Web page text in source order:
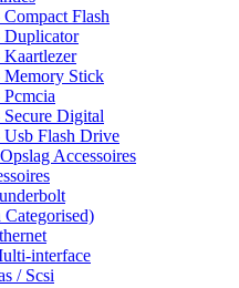
Flash
Duplicator
Kaartlezer
Memory Stick
Pcmcia
Secure Digital
Usb Flash Drive
Accessoires
interface
/ Scsi